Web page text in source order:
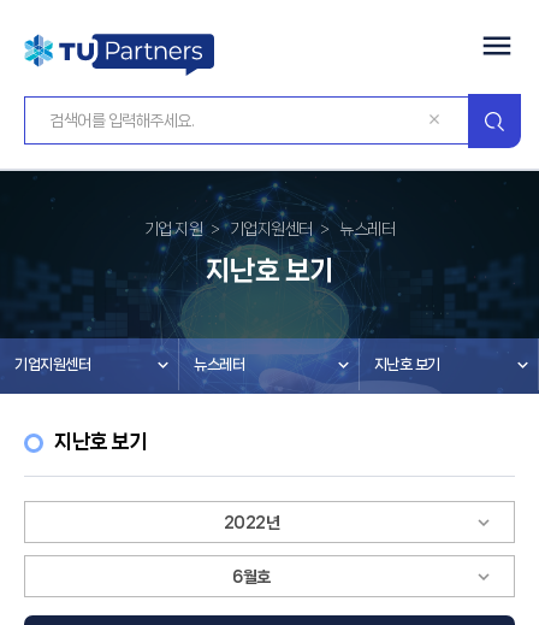
기업 지원 기업지원센터 뉴스레터
지난호 보기
기업지원센터 뉴스레터 지난호 보기
지난호 보기